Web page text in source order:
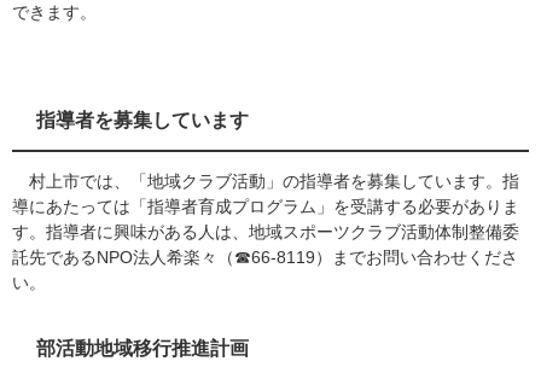
できます。
指導者を募集しています
村上市では、「地域クラブ活動」の指導者を募集しています。指
導にあたっては「指導者育成プログラム」を受講する必要がありま
す。指導者に興味がある人は、地域スポーツクラブ活動体制整備委
託先であるNPO法人希楽々（☎66-8119）までお問い合わせくださ
い。
部活動地域移行推進計画